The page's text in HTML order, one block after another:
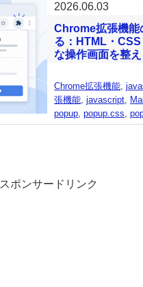
2026.06.03
Chrome拡張機
る：HTML・
な操作画面を整え
Chrome拡張機能,
張機能, javascript,
popup, popup.css,
スポンサードリンク